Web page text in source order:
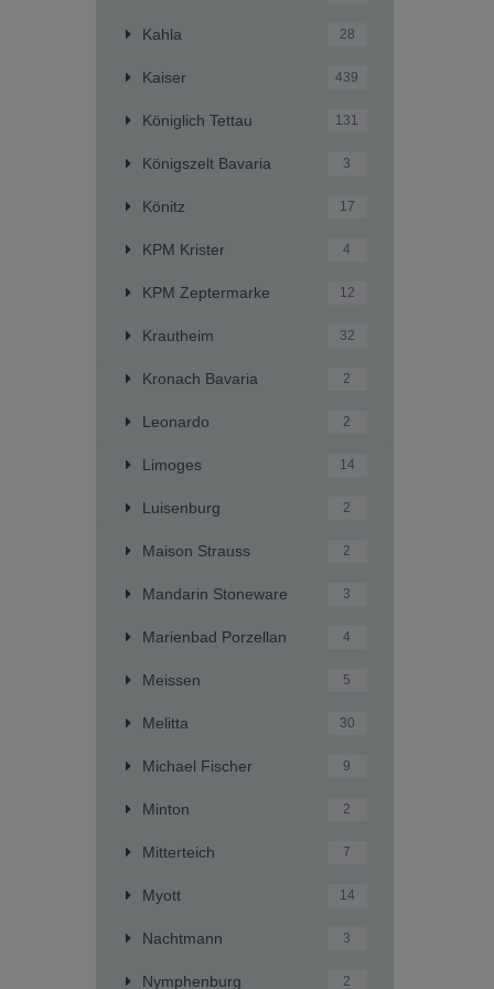
Kahla 28
Kaiser 439
Königlich Tettau 131
Königszelt Bavaria 3
Könitz 17
KPM Krister 4
KPM Zeptermarke 12
Krautheim 32
Kronach Bavaria 2
Leonardo 2
Limoges 14
Luisenburg 2
Maison Strauss 2
Mandarin Stoneware 3
Marienbad Porzellan 4
Meissen 5
Melitta 30
Michael Fischer 9
Minton 2
Mitterteich 7
Myott 14
Nachtmann 3
Nymphenburg 2